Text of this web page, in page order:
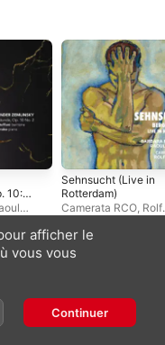
10:
-
Sehnsucht (Live in
Rotterdam)
Camerata RCO, Rolf
Hannigan
afficher le
vous vous
Continuer